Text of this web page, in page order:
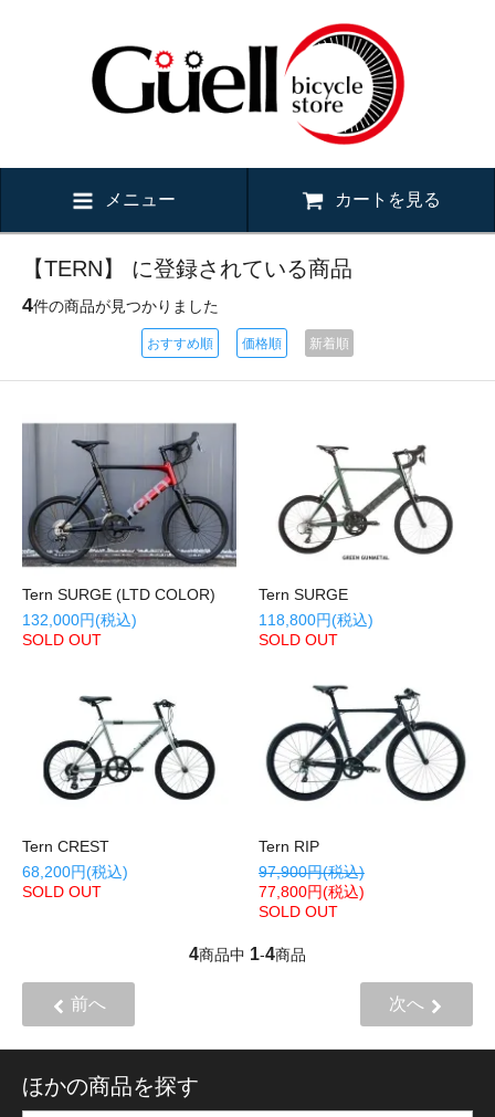
メニュー カートを見る
【TERN】 に登録されている商品
4件の商品が見つかりました
おすすめ順 価格順 新着順
Tern SURGE (LTD COLOR)
132,000円(税込)
SOLD OUT
Tern SURGE
118,800円(税込)
SOLD OUT
Tern CREST
68,200円(税込)
SOLD OUT
Tern RIP
97,900円(税込)
77,800円(税込)
SOLD OUT
4商品中 1-4商品
前へ 次へ
ほかの商品を探す